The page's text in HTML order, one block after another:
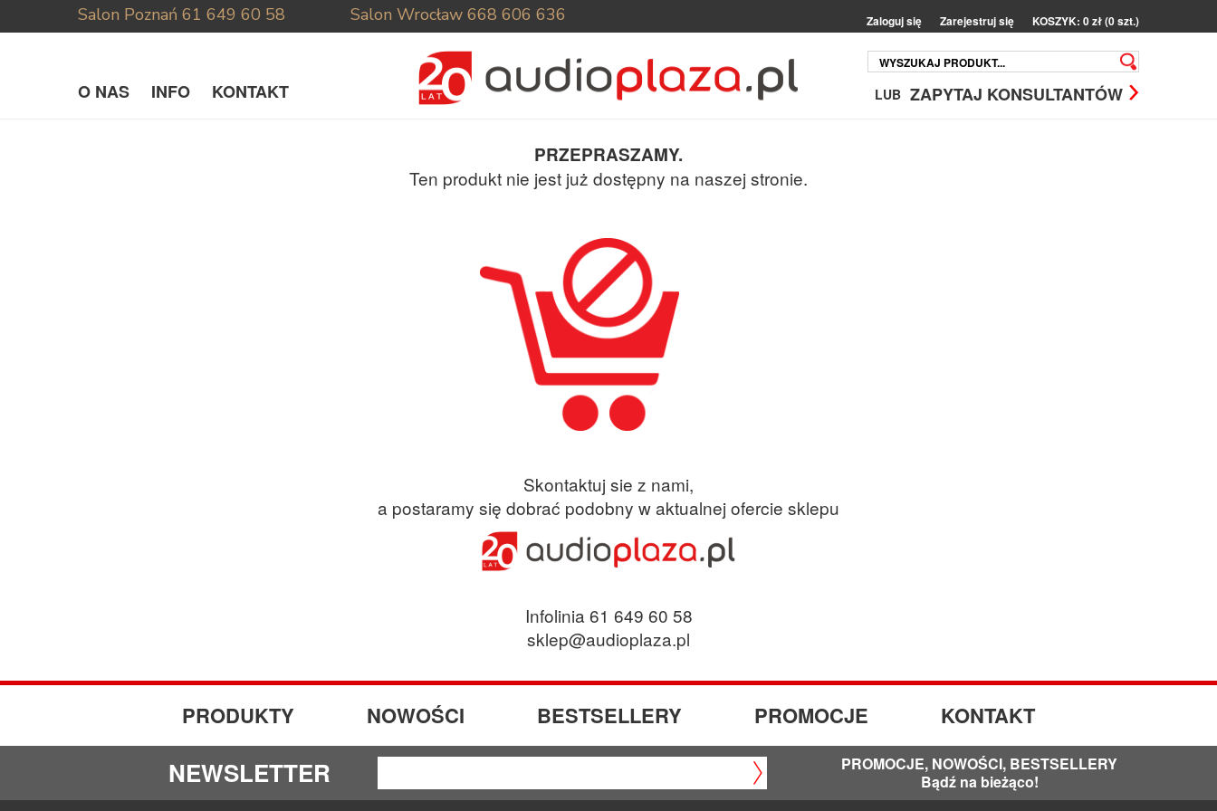
Salon Poznań 61 649 60 58 Salon Wrocław 668 606 636 Zaloguj się Zarejestruj się KOSZYK: 0 zł (0 szt.)
O NAS INFO KONTAKT LUB ZAPYTAJ KONSULTANTÓW
PRZEPRASZAMY.
Ten produkt nie jest już dostępny na naszej stronie.
Skontaktuj sie z nami,
a postaramy się dobrać podobny w aktualnej ofercie sklepu
Infolinia 61 649 60 58
sklep@audioplaza.pl
PRODUKTY NOWOŚCI BESTSELLERY PROMOCJE KONTAKT
NEWSLETTER
PROMOCJE, NOWOŚCI, BESTSELLERY
Bądź na bieżąco!